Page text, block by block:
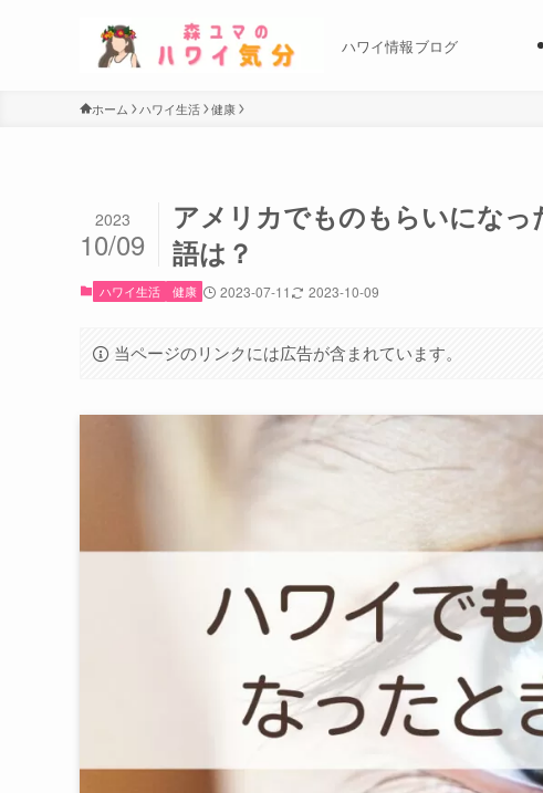
ハワイ情報ブログ
ホーム ハワイ生活 健康
アメリカでものもらいにな
語は？
2023
10/09
ハワイ生活 健康 2023-07-11 2023-10-09
当ページのリンクには広告が含まれています。